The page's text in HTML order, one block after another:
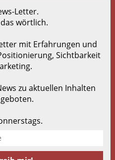
Letter.
wörtlich.
mit Erfahrungen und
Sichtbarkeit
zu aktuellen Inhalten